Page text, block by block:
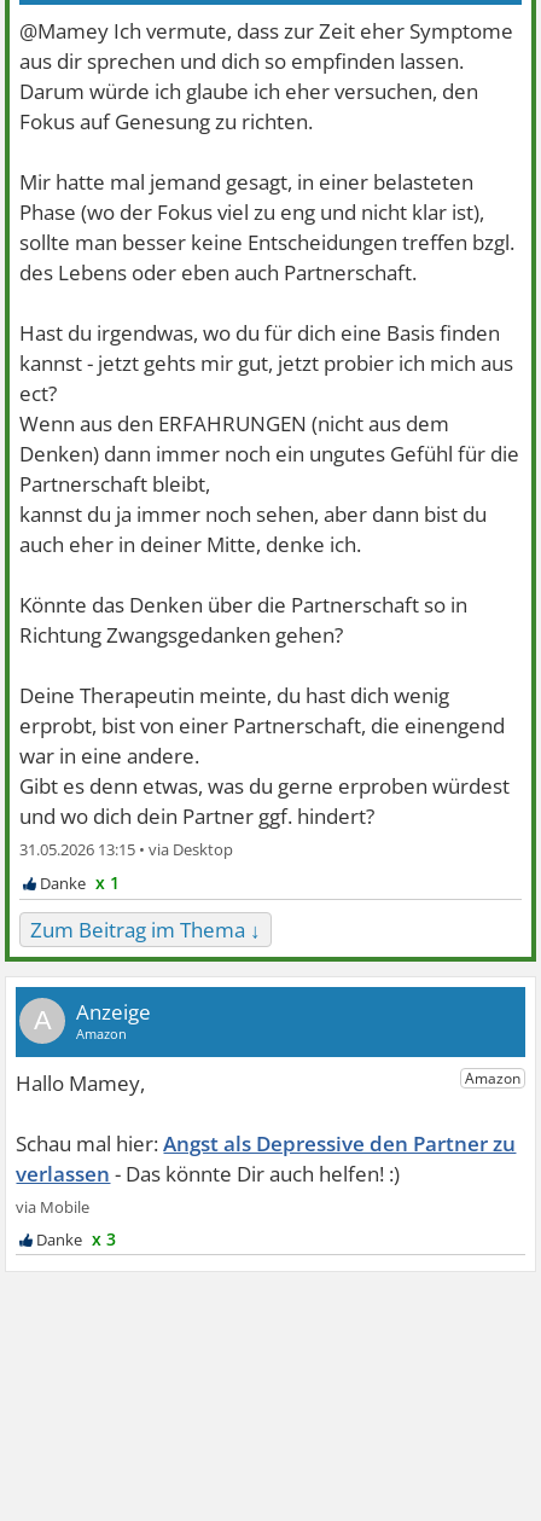
@Mamey Ich vermute, dass zur Zeit eher Symptome
aus dir sprechen und dich so empfinden lassen.
Darum würde ich glaube ich eher versuchen, den
Fokus auf Genesung zu richten.
Mir hatte mal jemand gesagt, in einer belasteten
Phase (wo der Fokus viel zu eng und nicht klar ist),
sollte man besser keine Entscheidungen treffen bzgl.
des Lebens oder eben auch Partnerschaft.
Hast du irgendwas, wo du für dich eine Basis finden
kannst - jetzt gehts mir gut, jetzt probier ich mich aus
ect?
Wenn aus den ERFAHRUNGEN (nicht aus dem
Denken) dann immer noch ein ungutes Gefühl für die
Partnerschaft bleibt,
kannst du ja immer noch sehen, aber dann bist du
auch eher in deiner Mitte, denke ich.
Könnte das Denken über die Partnerschaft so in
Richtung Zwangsgedanken gehen?
Deine Therapeutin meinte, du hast dich wenig
erprobt, bist von einer Partnerschaft, die einengend
war in eine andere.
Gibt es denn etwas, was du gerne erproben würdest
und wo dich dein Partner ggf. hindert?
31.05.2026 13:15 •
x 1
Zum Beitrag im Thema ↓
A
Angst als Depressive den Partner zu
verlassen
x 3